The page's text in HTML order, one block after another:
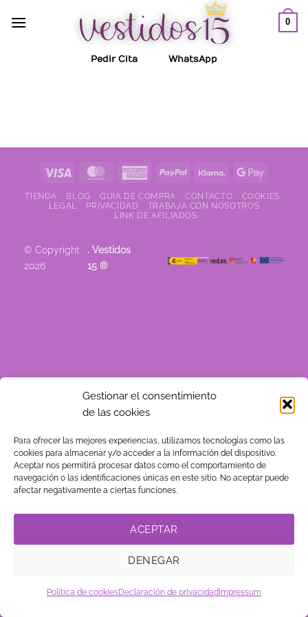
Gestionar el consentimiento
de las cookies
Para ofrecer las mejores experiencias, utilizamos tecnologías como las
cookies para almacenar y/o acceder a la información del dispositivo.
Aceptar nos permitirá procesar datos como el comportamiento de
navegación o las identificaciones únicas en este sitio. No aceptar puede
afectar negativamente a ciertas funciones.
ACEPTAR
DENEGAR
Política de cookiesDeclaración de privacidad Impressum
0
Pedir Cita WhatsApp
TIENDA BLOG GUÍA DE COMPRA CONTACTO
COOKIES
LEGAL
PRIVACIDAD
TRABAJA CON NOSOTROS
LINK DE AFILIADOS
© Copyright
2026
. Vestidos
15 ®